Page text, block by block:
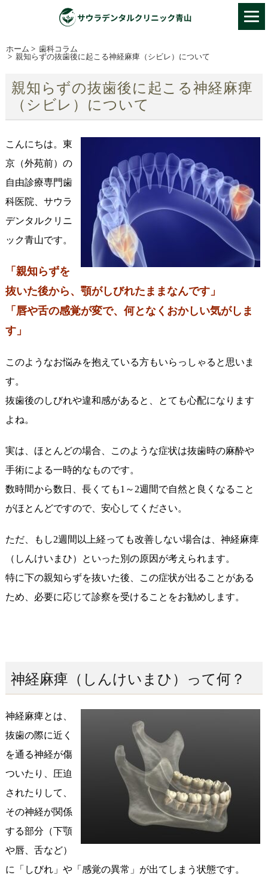
ホーム > 歯科コラム
> 親知らずの抜歯後に起こる神経麻痺（シビレ）について
親知らずの抜歯後に起こる神経麻痺
（シビレ）について
こんにちは。東
京（外苑前）の
自由診療専門歯
科医院、サウラ
デンタルクリニ
ック青山です。
「親知らずを
抜いた後から、顎がしびれたままなんです」
「唇や舌の感覚が変で、何となくおかしい気がしま
す」
このようなお悩みを抱えている方もいらっしゃると思いま
す。
抜歯後のしびれや違和感があると、とても心配になります
よね。
実は、ほとんどの場合、このような症状は抜歯時の麻酔や
手術による一時的なものです。
数時間から数日、長くても1～2週間で自然と良くなること
がほとんどですので、安心してください。
ただ、もし2週間以上経っても改善しない場合は、神経麻痺
（しんけいまひ）といった別の原因が考えられます。
特に下の親知らずを抜いた後、この症状が出ることがある
ため、必要に応じて診察を受けることをお勧めします。
神経麻痺（しんけいまひ）って何？
神経麻痺とは、
抜歯の際に近く
を通る神経が傷
ついたり、圧迫
されたりして、
その神経が関係
する部分（下顎
や唇、舌など）
に「しびれ」や「感覚の異常」が出てしまう状態です。